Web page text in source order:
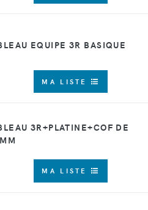
EQUIPE 3R BASIQUE
MA LISTE
3R+PLATINE+COF DE
MA LISTE